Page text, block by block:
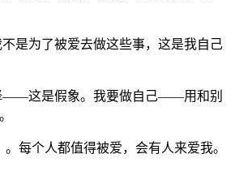
不是为了被爱去做这些事，这是我自己
——这是假象。我要做自己——用和别
。每个人都值得被爱，会有人来爱我。